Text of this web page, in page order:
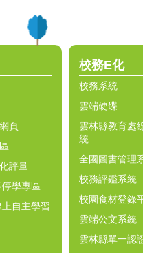
頁
評量
學專區
自主學習
校務E化
校務系統
雲端硬碟
雲林縣教育處
統
全國圖書管理
校務評鑑系統
校園食材登錄
雲端公文系統
雲林縣單一認